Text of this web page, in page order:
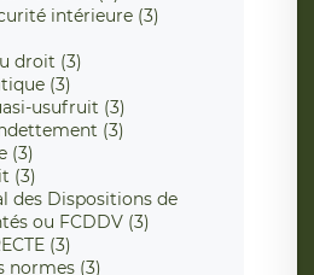
intérieure (3)
droit (3)
(3)
usufruit (3)
(3)
(3)
(3)
des Dispositions de
ou FCDDV (3)
(3)
normes (3)